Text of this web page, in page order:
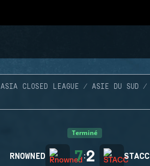
ASIA CLOSED LEAGUE ASIE DU SUD
Terminé
RNOWNED 7:2 STACC